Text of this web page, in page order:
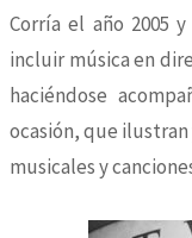
Corría el año 2005
incluir música en
haciéndose
ocasión, que
musicales y